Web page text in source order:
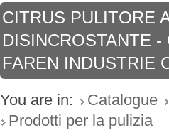
CITRUS PULITORE
DISINCROSTANTE
FAREN INDUSTRIE
You are in:
Catalogue
Prodotti per la pulizia